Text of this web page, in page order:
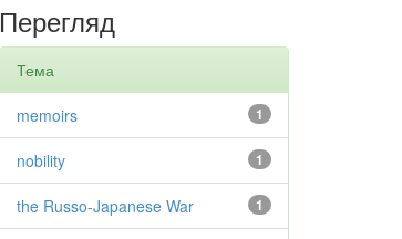
Перегляд
Тема
1
memoirs
1
nobility
1
the Russo-Japanese War